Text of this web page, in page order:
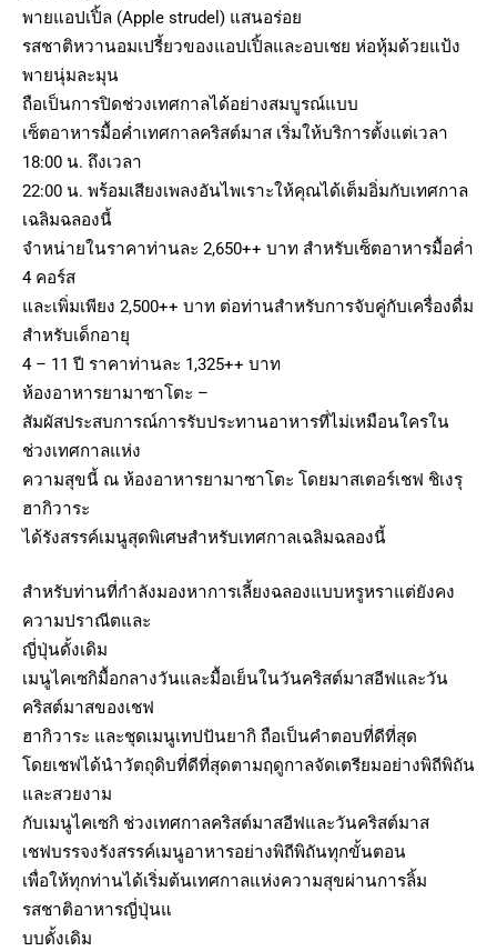
พายแอปเปิ้ล (Apple strudel) แสนอร่อย
รสชาติหวานอมเปรี้ยวของแอปเปิ้ลและอบเชย ห่อหุ้มด้วยแป้ง
พายนุ่มละมุน
ถือเป็นการปิดช่วงเทศกาลได้อย่างสมบูรณ์แบบ
เซ็ตอาหารมื้อค่ำเทศกาลคริสต์มาส เริ่มให้บริการตั้งแต่เวลา
18:00 น. ถึงเวลา
22:00 น. พร้อมเสียงเพลงอันไพเราะให้คุณได้เต็มอิ่มกับเทศกาล
เฉลิมฉลองนี้
จำหน่ายในราคาท่านละ 2,650++ บาท สำหรับเซ็ตอาหารมื้อค่ำ
4 คอร์ส
และเพิ่มเพียง 2,500++ บาท ต่อท่านสำหรับการจับคู่กับเครื่องดื่ม
สำหรับเด็กอายุ
4 – 11 ปี ราคาท่านละ 1,325++ บาท
ห้องอาหารยามาซาโตะ –
สัมผัสประสบการณ์การรับประทานอาหารที่ไม่เหมือนใครใน
ช่วงเทศกาลแห่ง
ความสุขนี้ ณ ห้องอาหารยามาซาโตะ โดยมาสเตอร์เชฟ ชิเงรุ
ฮากิวาระ
ได้รังสรรค์เมนูสุดพิเศษสำหรับเทศกาลเฉลิมฉลองนี้
สำหรับท่านที่กำลังมองหาการเลี้ยงฉลองแบบหรูหราแต่ยังคง
ความปราณีตและ
ญี่ปุ่นดั้งเดิม
เมนูไคเซกิมื้อกลางวันและมื้อเย็นในวันคริสต์มาสอีฟและวัน
คริสต์มาสของเชฟ
ฮากิวาระ และชุดเมนูเทปปันยากิ ถือเป็นคำตอบที่ดีที่สุด
โดยเชฟได้นำวัตถุดิบที่ดีที่สุดตามฤดูกาลจัดเตรียมอย่างพิถีพิถัน
และสวยงาม
กับเมนูไคเซกิ ช่วงเทศกาลคริสต์มาสอีฟและวันคริสต์มาส
เชฟบรรจงรังสรรค์เมนูอาหารอย่างพิถีพิถันทุกขั้นตอน
เพื่อให้ทุกท่านได้เริ่มต้นเทศกาลแห่งความสุขผ่านการลิ้ม
รสชาติอาหารญี่ปุ่นแ
บบดั้งเดิม